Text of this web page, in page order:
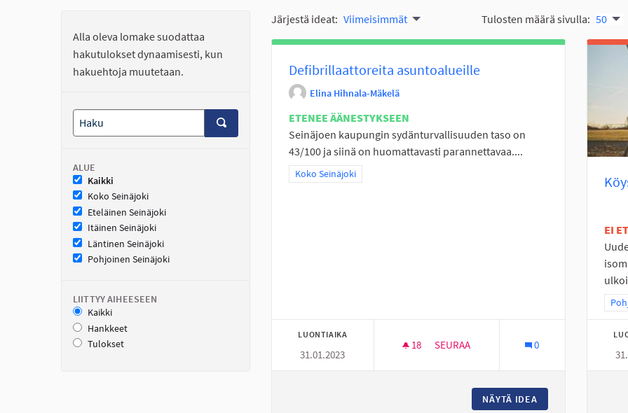
Alla oleva lomake suodattaa
hakutulokset dynaamisesti, kun
hakuehtoja muutetaan.
ALUE
Kaikki
Koko Seinäjoki
Eteläinen Seinäjoki
Itäinen Seinäjoki
Läntinen Seinäjoki
Pohjoinen Seinäjoki
LIITTYY AIHEESEEN
Kaikki
Hankkeet
Tulokset
Järjestä ideat: Viimeisimmät Tulosten määrä sivulla: 50
Defibrillaattoreita asuntoalueille
Elina Hihnala-Mäkelä
ETENEE ÄÄNESTYKSEEN
Seinäjoen kaupungin sydänturvallisuuden taso on
43/100 ja siinä on huomattavasti parannettavaa....
Rajaa tulokset teeman mukaan: Koko Seinäjoki
Koko Seinäjoki
LUONTIAIKA
31.01.2023
18 18 SEURAAJAA
SEURAA
DEFIBRILLAATTOREITA ASUNTOALUEILLE
0
NÄYTÄ IDEA
EI